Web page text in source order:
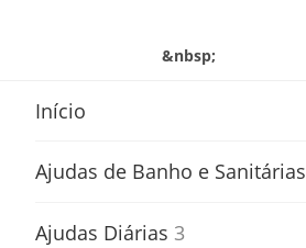
&nbsp;
Início
Ajudas de Banho e Sanitárias
Ajudas Diárias 3